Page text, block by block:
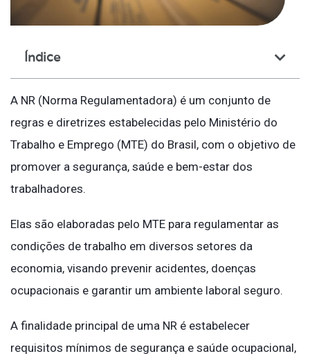
Índice
A NR (Norma Regulamentadora) é um conjunto de
regras e diretrizes estabelecidas pelo Ministério do
Trabalho e Emprego (MTE) do Brasil, com o objetivo de
promover a segurança, saúde e bem-estar dos
trabalhadores.
Elas são elaboradas pelo MTE para regulamentar as
condições de trabalho em diversos setores da
economia, visando prevenir acidentes, doenças
ocupacionais e garantir um ambiente laboral seguro.
A finalidade principal de uma NR é estabelecer
requisitos mínimos de segurança e saúde ocupacional,